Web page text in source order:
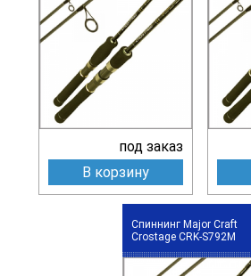
под заказ
В корзину
Спиннинг Major Craft
Crostage CRK-S792M